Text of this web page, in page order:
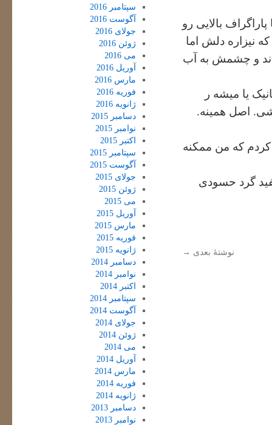
بالایی رو
نیزاره دلش اما
و چشمش به آب
یا میشه ر
اصل همینه.
کردم که من ممکنه
گرد حسودی
نوشتهٔ بعدی →
سپتامبر 2016
آگوست 2016
جولای 2016
ژوئن 2016
می 2016
آوریل 2016
مارس 2016
فوریه 2016
ژانویه 2016
دسامبر 2015
نوامبر 2015
اکتبر 2015
سپتامبر 2015
آگوست 2015
جولای 2015
ژوئن 2015
می 2015
آوریل 2015
مارس 2015
فوریه 2015
ژانویه 2015
دسامبر 2014
نوامبر 2014
اکتبر 2014
سپتامبر 2014
آگوست 2014
جولای 2014
ژوئن 2014
می 2014
آوریل 2014
مارس 2014
فوریه 2014
ژانویه 2014
دسامبر 2013
نوامبر 2013